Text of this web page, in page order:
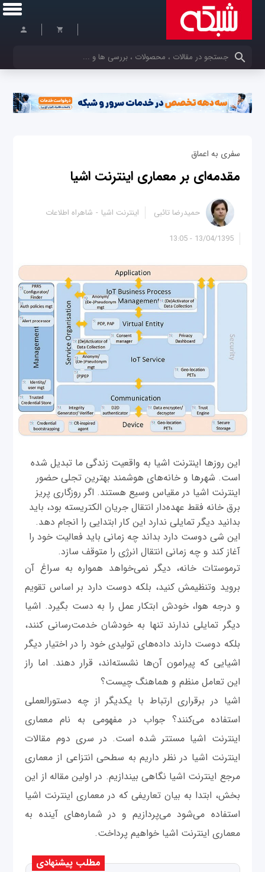
کلمات کلیدی خود را وارد کنید
سفری به اعماق
مقدمه‌ای بر معماری اینترنت اشیا
13/04/1395 - 13:05
حمیدرضا تائبی اینترنت اشیا شاهراه اطلاعات
این روزها اینترنت اشیا به واقعیت زندگی ما تبدیل شده
است. شهرها و خانه‌های هوشمند بهترین تجلی حضور
اینترنت اشیا در مقیاس وسیع هستند. اگر روزگاری پریز
برق خانه فقط عهده‌دار انتقال جریان الکتریسته بود، باید
بدانید دیگر تمایلی ندارد این‌ کار ابتدایی را انجام دهد.
این شی دوست دارد بداند چه زمانی باید فعالیت خود را
آغاز کند و چه زمانی انتقال انرژی را متوقف سازد.
ترموستات خانه، دیگر نمی‌خواهد همواره به سراغ آن
بروید وتنظیمش کنید، بلکه دوست دارد بر اساس تقویم
و درجه هوا، خودش ابتکار عمل را به دست بگیرد. اشیا
دیگر تمایلی ندارند تنها به خودشان خدمت‌رسانی کنند،
بلکه دوست دارند داده‌های تولیدی خود را در اختیار دیگر
اشیایی که پیرامون آن‌ها نشسته‌اند، قرار دهند. اما راز
این تعامل منظم و هماهنگ چیست؟
اشیا در برقراری ارتباط با یکدیگر از چه دستورالعملی
استفاده می‌کنند؟ جواب در مفهومی به نام معماری
اینترنت اشیا مستتر شده است. در سری دوم مقالات
اینترنت اشیا در نظر داریم به سطحی انتزاعی از معماری
مرجع اینترنت اشیا نگاهی بیندازیم. در اولین مقاله از این
بخش، ابتدا به بیان تعاریفی که در معماری اینترنت اشیا
استفاده می‌شود می‌پردازیم و در شماره‌های آینده به
معماری اینترنت اشیا خواهیم پرداخت.
مطلب پیشنهادی